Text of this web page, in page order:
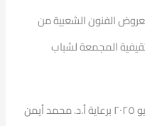
الفنون الشعبية من
المجمعة لشباب
و التي انطلقت صباح يوم الخميس٢٢ مايو ٢٠٢٥ برعاية أ.د. محمد أيمن